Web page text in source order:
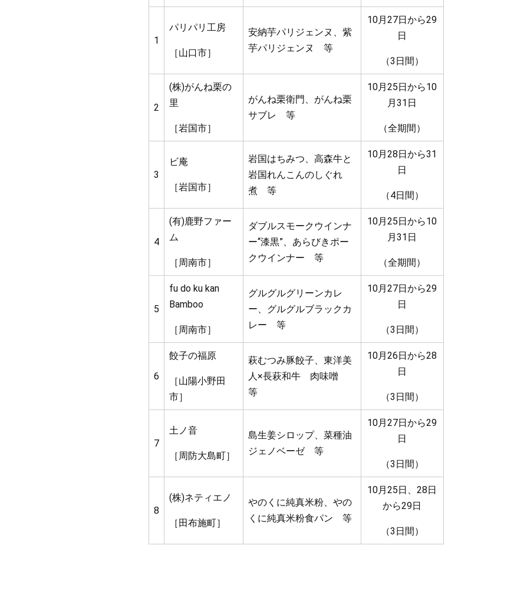
1
パリパリ工房
［山口市］
安納芋パリジェンヌ、紫
芋パリジェンヌ 等
10月27日から29
日
（3日間）
2
(株)がんね栗の
里
［岩国市］
がんね栗衛門、がんね栗
サブレ 等
10月25日から10
月31日
（全期間）
3
ビ庵
［岩国市］
岩国はちみつ、高森牛と
岩国れんこんのしぐれ
煮 等
10月28日から31
日
（4日間）
4
(有)鹿野ファー
ム
［周南市］
ダブルスモークウインナ
ー“漆黒”、あらびきポー
クウインナー 等
10月25日から10
月31日
（全期間）
5
fu do ku kan
Bamboo
［周南市］
グルグルグリーンカレ
ー、グルグルブラックカ
レー 等
10月27日から29
日
（3日間）
6
餃子の福原
［山陽小野田
市］
萩むつみ豚餃子、東洋美
人×長萩和牛 肉味噌
等
10月26日から28
日
（3日間）
7
土ノ音
［周防大島町］
島生姜シロップ、菜種油
ジェノベーゼ 等
10月27日から29
日
（3日間）
8
(株)ネティエノ
［田布施町］
やのくに純真米粉、やの
くに純真米粉食パン 等
10月25日、28日
から29日
（3日間）